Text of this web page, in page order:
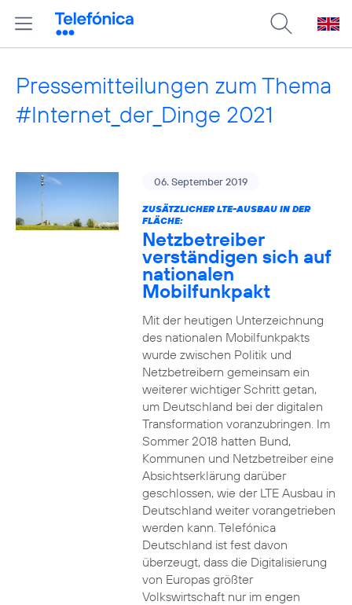
Pressemitteilungen zum Thema
#Internet_der_Dinge 2021
06. September 2019
ZUSÄTZLICHER LTE-AUSBAU IN DER
FLÄCHE:
Netzbetreiber
verständigen sich auf
nationalen
Mobilfunkpakt
Mit der heutigen Unterzeichnung
des nationalen Mobilfunkpakts
wurde zwischen Politik und
Netzbetreibern gemeinsam ein
weiterer wichtiger Schritt getan,
um Deutschland bei der digitalen
Transformation voranzubringen. Im
Sommer 2018 hatten Bund,
Kommunen und Netzbetreiber eine
Absichtserklärung darüber
geschlossen, wie der LTE Ausbau in
Deutschland weiter vorangetrieben
werden kann. Telefónica
Deutschland ist fest davon
überzeugt, dass die Digitalisierung
von Europas größter
Volkswirtschaft nur im engen